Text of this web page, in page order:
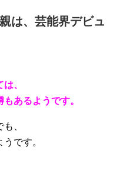
は、芸能界デビュ
、
あるようです。
、
です。